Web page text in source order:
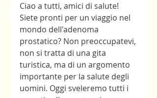
Ciao a tutti, amici di salute!
Siete pronti per un viaggio nel
mondo dell'adenoma
prostatico? Non preoccupatevi,
non si tratta di una gita
turistica, ma di un argomento
importante per la salute degli
uomini. Oggi sveleremo tutti i